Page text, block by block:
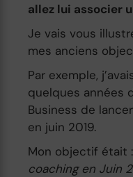
allez lui associer
Je vais vous
mes anciens
Par exemple,
quelques années
Business de
en juin 2019.
Mon objectif était :
coaching en Juin